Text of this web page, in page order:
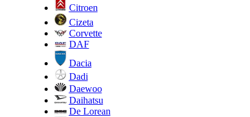
Citroen
Cizeta
Corvette
DAF
Dacia
Dadi
Daewoo
Daihatsu
De Lorean